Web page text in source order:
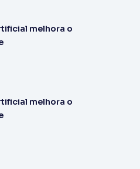
melhora o
melhora o